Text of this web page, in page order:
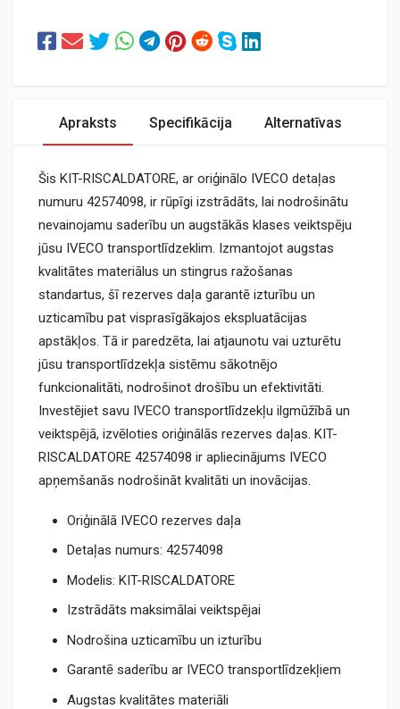
Apraksts Specifikācija Alternatīvas
Šis KIT-RISCALDATORE, ar oriģinālo IVECO detaļas
numuru 42574098, ir rūpīgi izstrādāts, lai nodrošinātu
nevainojamu saderību un augstākās klases veiktspēju
jūsu IVECO transportlīdzeklim. Izmantojot augstas
kvalitātes materiālus un stingrus ražošanas
standartus, šī rezerves daļa garantē izturību un
uzticamību pat visprasīgākajos ekspluatācijas
apstākļos. Tā ir paredzēta, lai atjaunotu vai uzturētu
jūsu transportlīdzekļa sistēmu sākotnējo
funkcionalitāti, nodrošinot drošību un efektivitāti.
Investējiet savu IVECO transportlīdzekļu ilgmūžībā un
veiktspējā, izvēloties oriģinālās rezerves daļas. KIT-
RISCALDATORE 42574098 ir apliecinājums IVECO
apņemšanās nodrošināt kvalitāti un inovācijas.
Oriģinālā IVECO rezerves daļa
Detaļas numurs: 42574098
Modelis: KIT-RISCALDATORE
Izstrādāts maksimālai veiktspējai
Nodrošina uzticamību un izturību
Garantē saderību ar IVECO transportlīdzekļiem
Augstas kvalitātes materiāli